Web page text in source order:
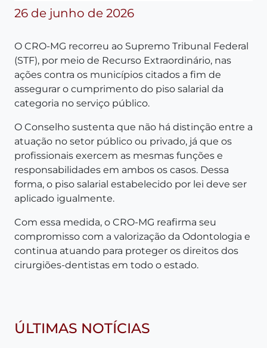
26 de junho de 2026
O CRO-MG recorreu ao Supremo Tribunal Federal
(STF), por meio de Recurso Extraordinário, nas
ações contra os municípios citados a fim de
assegurar o cumprimento do piso salarial da
categoria no serviço público.
O Conselho sustenta que não há distinção entre a
atuação no setor público ou privado, já que os
profissionais exercem as mesmas funções e
responsabilidades em ambos os casos. Dessa
forma, o piso salarial estabelecido por lei deve ser
aplicado igualmente.
Com essa medida, o CRO-MG reafirma seu
compromisso com a valorização da Odontologia e
continua atuando para proteger os direitos dos
cirurgiões-dentistas em todo o estado.
ÚLTIMAS NOTÍCIAS